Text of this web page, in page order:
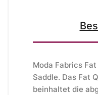
Moda Fabrics
Saddle. Das Fat
beinhaltet die